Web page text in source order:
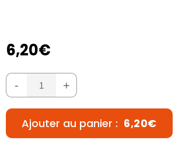
6,20€
- +
Ajouter au panier : 6,20€